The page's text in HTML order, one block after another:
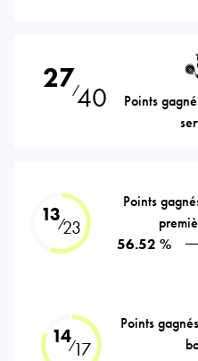
27⁄40
Points
13⁄23
Points
56.52 %
14⁄17
Points